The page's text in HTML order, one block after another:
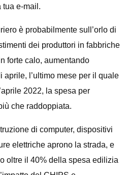
tua e-mail.
è probabilmente sull’orlo di
dei produttori in fabbriche
forte calo, aumentando
aprile, l’ultimo mese per il quale
2022, la spesa per
che raddoppiata.
di computer, dispositivi
elettriche aprono la strada, e
oltre il 40% della spesa edilizia